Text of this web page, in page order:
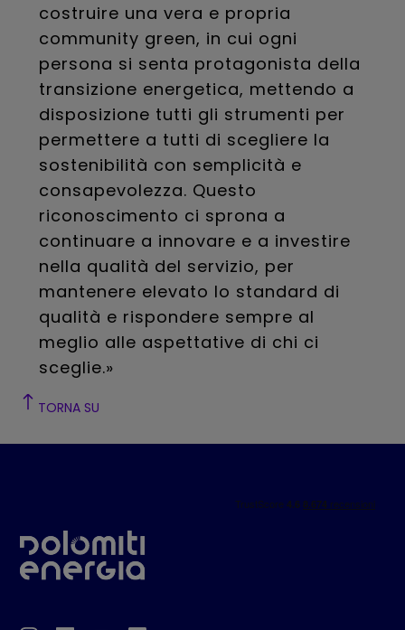
costruire una vera e propria
community green, in cui ogni
persona si senta protagonista della
transizione energetica, mettendo a
disposizione tutti gli strumenti per
permettere a tutti di scegliere la
sostenibilità con semplicità e
consapevolezza. Questo
riconoscimento ci sprona a
continuare a innovare e a investire
nella qualità del servizio, per
mantenere elevato lo standard di
qualità e rispondere sempre al
meglio alle aspettative di chi ci
sceglie.»
TORNA SU